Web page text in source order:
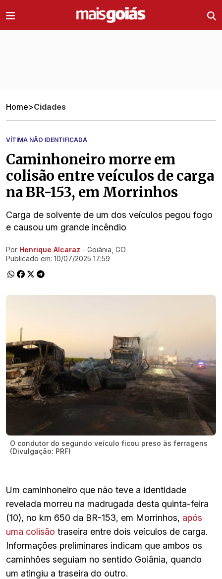
Home>Cidades
VÍTIMA NÃO IDENTIFICADA
Caminhoneiro morre em
colisão entre veículos de carga
na BR-153, em Morrinhos
Carga de solvente de um dos veículos pegou fogo
e causou um grande incêndio
Ir direto pra matéria
Por Henrique Alcaraz - Goiânia, GO
Publicado em: 10/07/2025 17:59
O condutor do segundo veículo ficou preso às ferragens
(Divulgação: PRF)
Um caminhoneiro que não teve a identidade
revelada morreu na madrugada desta quinta-feira
(10), no km 650 da BR-153, em Morrinhos, após
uma colisão traseira entre dois veículos de carga.
Informações preliminares indicam que ambos os
caminhões seguiam no sentido Goiânia, quando
um atingiu a traseira do outro.